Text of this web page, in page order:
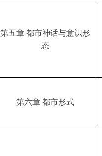
第五章 都市神话与意识形
态
第六章 都市形式